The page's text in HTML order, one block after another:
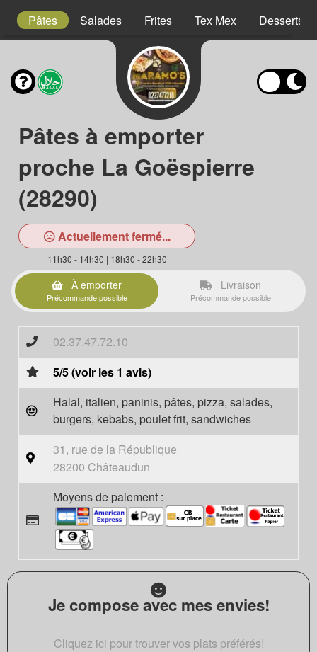
Pâtes Salades Frites Tex Mex Desserts
Pâtes à emporter
proche La Goëspierre
(28290)
Actuellement fermé...
11h30 - 14h30 | 18h30 - 22h30
À emporter
Précommande possible
Livraison
Précommande possible
02.37.47.72.10
5/5 (voir les 1 avis)
Halal, italien, paninis, pâtes, pizza, salades,
burgers, kebabs, poulet frit, sandwiches
31, rue de la République
28200 Châteaudun
Moyens de paiement :
Je compose avec mes envies!
Cliquez ici pour trouver vos plats préférés!